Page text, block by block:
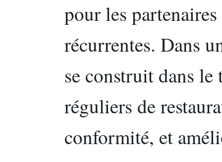
pour les
récurrentes. Dans
se construit dans
réguliers de
conformité, et